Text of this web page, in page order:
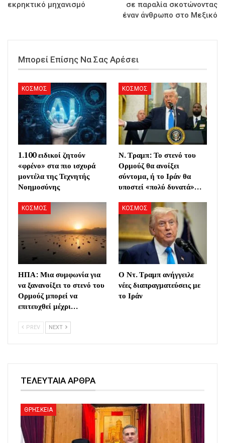
εκρηκτικό μηχανισμό
σε παραλία σκοτώνοντας
έναν άνθρωπο στο Μεξικό
Μπορεί Επίσης Να Σας Αρέσει
ΚΟΣΜΟΣ
1.100 ειδικοί ζητούν
«φρένο» στα πιο ισχυρά
μοντέλα της Τεχνητής
Νοημοσύνης
ΚΟΣΜΟΣ
Ν. Τραμπ: Το στενό του
Ορμούζ θα ανοίξει
σύντομα, ή το Ιράν θα
υποστεί «πολύ δυνατά»…
ΚΟΣΜΟΣ
ΗΠΑ: Μια συμφωνία για
να ξανανοίξει το στενό του
Ορμούζ μπορεί να
επιτευχθεί μέχρι…
ΚΟΣΜΟΣ
Ο Ντ. Τραμπ ανήγγειλε
νέες διαπραγματεύσεις με
το Ιράν
PREV NEXT
ΤΕΛΕΥΤΑΙΑ ΑΡΘΡΑ
ΘΡΗΣΚΕΙΑ